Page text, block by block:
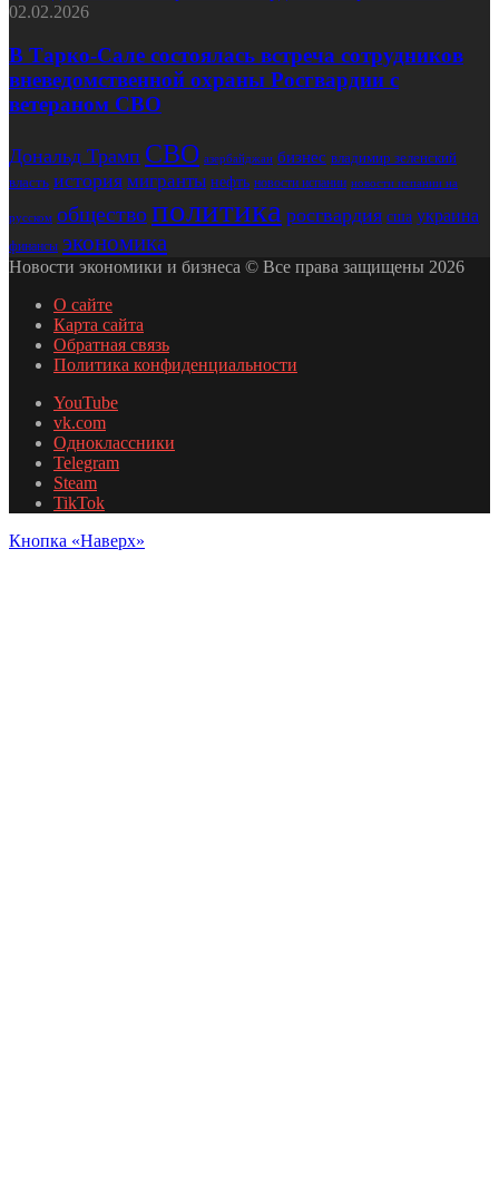
02.02.2026
В Тарко-Сале состоялась встреча сотрудников
вневедомственной охраны Росгвардии с
ветераном СВО
Дональд Трамп СВО азербайджан бизнес владимир зеленский
власть история мигранты нефть новости испании новости испании на
русском обществополитика росгвардия сша украина
финансы экономика
Новости экономики и бизнеса © Все права защищены 2026
О сайте
Карта сайта
Обратная связь
Политика конфиденциальности
YouTube
vk.com
Одноклассники
Telegram
Steam
TikTok
Кнопка «Наверх»